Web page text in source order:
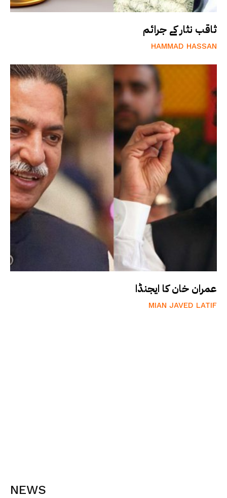
ثاقب نثار کے جرائم
HAMMAD HASSAN
عمران خان کا ایجنڈا
MIAN JAVED LATIF
NEWS